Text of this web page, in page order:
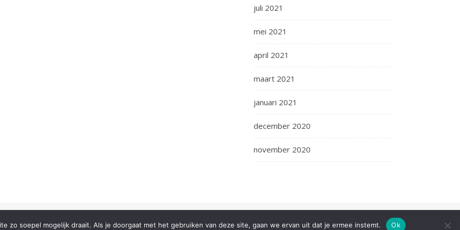
juli 2021
mei 2021
april 2021
maart 2021
januari 2021
december 2020
november 2020
2026 Weeklyfun.nl ©
zo soepel mogelijk draait. Als je doorgaat met het gebruiken van deze site, gaan we ervan uit dat je ermee instemt. Ok